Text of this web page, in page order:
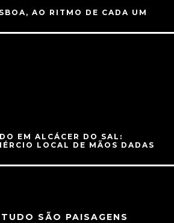
AO RITMO DE CADA UM
EM ALCÁCER DO SAL:
LOCAL DE MÃOS DADAS
SÃO PAISAGENS